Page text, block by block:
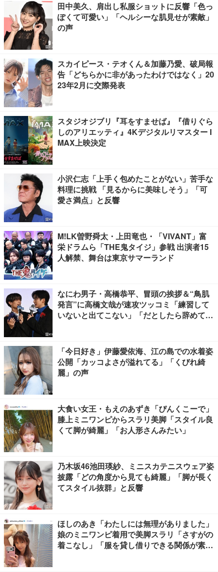
田中美久、肩出し私服ショットに反響「色っ
ぽくて可愛い」「ヘルシーな肌見せが素敵」
の声
スカイピース・テオくん＆加藤乃愛、破局報
告「どちらかに非があったわけではなく」20
23年2月に交際発表
スタジオジブリ『耳をすませば』『借りぐら
しのアリエッティ』4Kデジタルリマスター I
MAX上映決定
小沢仁志「上手く包めたことがない」苦手な
料理に挑戦 「見るからに美味しそう」「可
愛さ満点」と反響
M!LK曽野舜太・上田竜也・「VIVANT」富
栄ドラムら「THE鬼タイジ」参戦 出演者15
人解禁、舞台は東京サマーランド
なにわ男子・高橋恭平、冒頭の挨拶＆“鳥肌
発言”に高橋文哉が速攻ツッコミ「練習して
いないと出てこない」「だとしたら辞めてく
「今日好き」伊藤愛依海、江の島での水着姿
公開「カッコよさが溢れてる」「くびれ綺
麗」の声
大食い女王・もえのあずき「ぴんくこーで」
膝上ミニワンピからスラリ美脚「スタイル良
くて脚が綺麗」「お人形さんみたい」
乃木坂46池田瑛紗、ミニスカテニスウェア姿
披露「どの角度から見ても綺麗」「脚が長く
てスタイル抜群」と反響
ほしのあき「わたしには無理がありました」
娘のミニワンピ着用で美脚スラリ「さすがの
着こなし」「服を貸し借りできる関係が素